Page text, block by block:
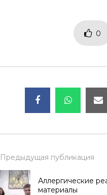
0
Предыдущая публикация
Аллергические
материалы